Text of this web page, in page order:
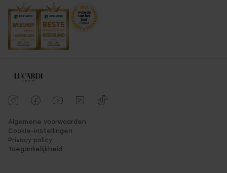
Algemene voorwaarden
Cookie-instellingen
Privacy policy
Toegankelijkheid